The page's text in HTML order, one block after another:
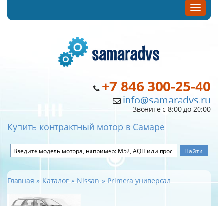
+7 846 300-25-40
info@samaradvs.ru
Звоните с 8:00 до 20:00
Купить контрактный мотор в Самаре
Главная Каталог Nissan Primera универсал